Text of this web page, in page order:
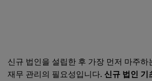
신규 법인을 설립한 후 가장 먼저 마주하
재무 관리의 필요성입니다. 신규 법인 기